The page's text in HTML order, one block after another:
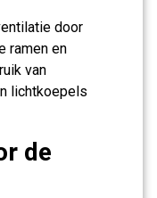
door
ramen en
van
lichtkoepels
de